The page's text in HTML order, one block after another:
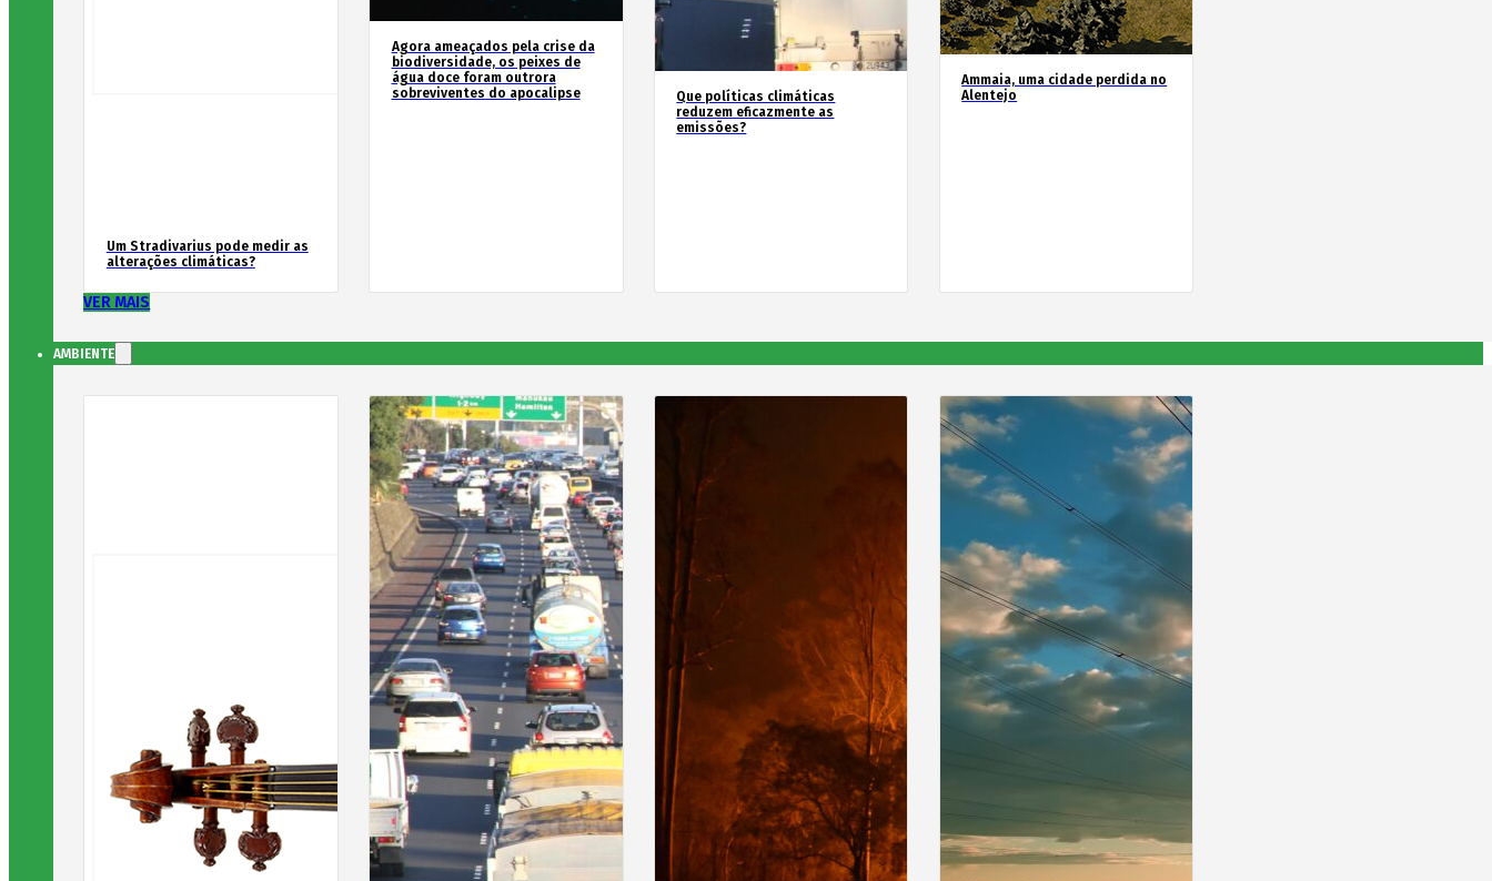
Um Stradivarius pode medir as
alterações climáticas?
Agora ameaçados pela crise da
biodiversidade, os peixes de
água doce foram outrora
sobreviventes do apocalipse
Que políticas climáticas
reduzem eficazmente as
emissões?
Ammaia, uma cidade perdida no
Alentejo
VER MAIS
AMBIENTE